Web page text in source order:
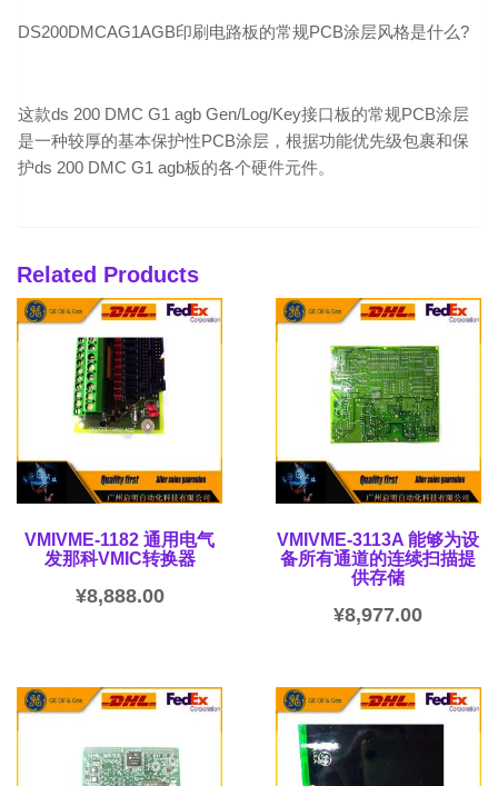
DS200DMCAG1AGB印刷电路板的常规PCB涂层风格是什么?
这款ds 200 DMC G1 agb Gen/Log/Key接口板的常规PCB涂层
是一种较厚的基本保护性PCB涂层，根据功能优先级包裹和保
护ds 200 DMC G1 agb板的各个硬件元件。
Related Products
VMIVME-1182 通用电气
发那科VMIC转换器
¥8,888.00
VMIVME-3113A 能够为设
备所有通道的连续扫描提
供存储
¥8,977.00